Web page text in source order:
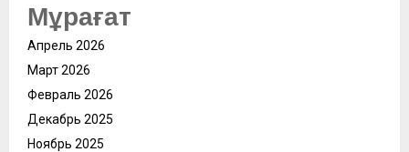
Мұрағат
Апрель 2026
Март 2026
Февраль 2026
Декабрь 2025
Ноябрь 2025